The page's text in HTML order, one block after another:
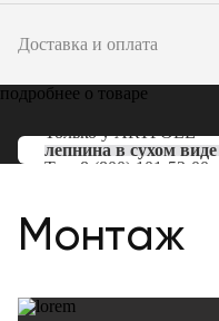
Доставка и оплата
подробнее о товаре
Только уARTPOLE
лепнина в сухом виде
Тел: 8 (800) 101-53-00
Монтаж